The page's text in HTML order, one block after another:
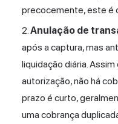
precocemente, este é
Anulação de
após a captura, mas
liquidação diária.
autorização, não há
prazo é curto,
uma cobrança